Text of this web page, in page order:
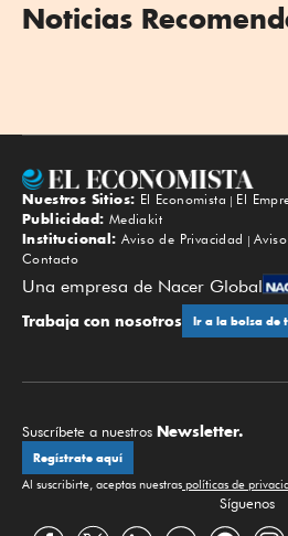
Noticias
Nuestros Sitios: El Economista El
Publicidad: Mediakit
Institucional: Aviso de Privacidad
Contacto
Una empresa de Nacer Global
Trabaja con nosotros Ir a la bolsa de
Suscríbete a nuestros Newsletter.
Regístrate aquí
Al suscribirte, aceptas nuestras políticas de
Síguenos